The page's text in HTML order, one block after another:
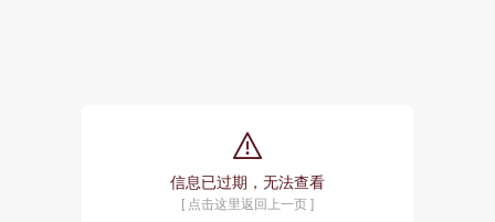
tip:
信息已过期，无法查看
[ 点击这里返回上一页 ]